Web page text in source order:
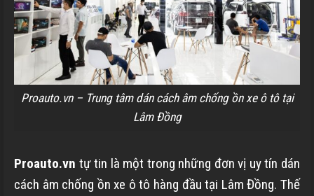
Proauto.vn – Trung tâm dán cách âm chống ồn xe ô tô tại
Lâm Đồng
Proauto.vn tự tin là một trong những đơn vị uy tín dán
cách âm chống ồn xe ô tô hàng đầu tại Lâm Đồng. Thế